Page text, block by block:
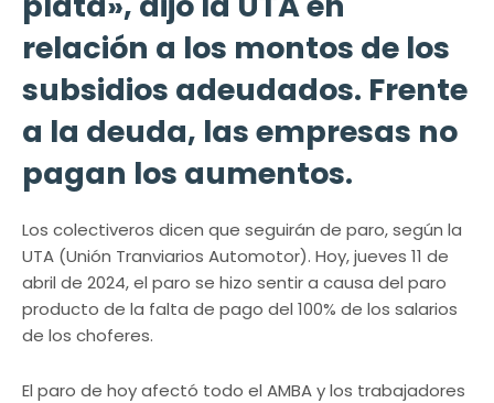
relación a los montos de los
subsidios adeudados. Frente
a la deuda, las empresas no
pagan los aumentos.
Los colectiveros dicen que seguirán de paro, según la
UTA (Unión Tranviarios Automotor). Hoy, jueves 11 de
abril de 2024, el paro se hizo sentir a causa del paro
producto de la falta de pago del 100% de los salarios
de los choferes.
El paro de hoy afectó todo el AMBA y los trabajadores